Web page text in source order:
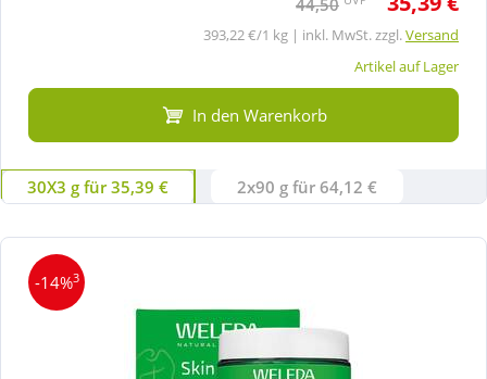
393,22 €/1 kg | inkl. MwSt. zzgl.Versand
Artikel auf Lager
In den Warenkorb
30X3 g für 35,39 € 2x90 g für 64,12 €
-14%3